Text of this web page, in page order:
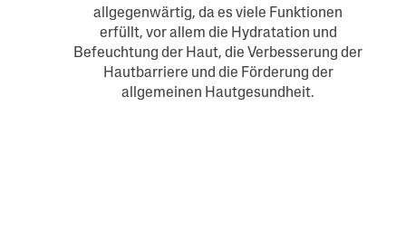
allgegenwärtig, da es viele Funktionen
erfüllt, vor allem die Hydratation und
Befeuchtung der Haut, die Verbesserung der
Hautbarriere und die Förderung der
allgemeinen Hautgesundheit.